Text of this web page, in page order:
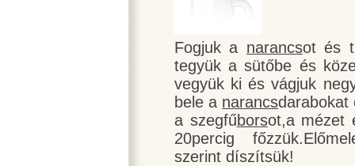
Fogjuk a narancsot és
tegyük a sütőbe és
vegyük ki és vágjuk
bele a narancsdarabokat
a szegfűborsot,a mézet
20percig
szerint díszítsük!